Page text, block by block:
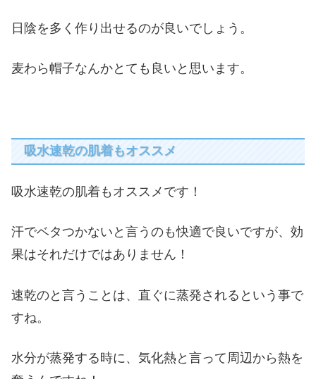
日陰を多く作り出せるのが良いでしょう。
麦わら帽子なんかとても良いと思います。
吸水速乾の肌着もオススメ
吸水速乾の肌着もオススメです！
汗でベタつかないと言うのも快適で良いですが、効
果はそれだけではありません！
速乾のと言うことは、直ぐに蒸発されるという事で
すね。
水分が蒸発する時に、気化熱と言って周辺から熱を